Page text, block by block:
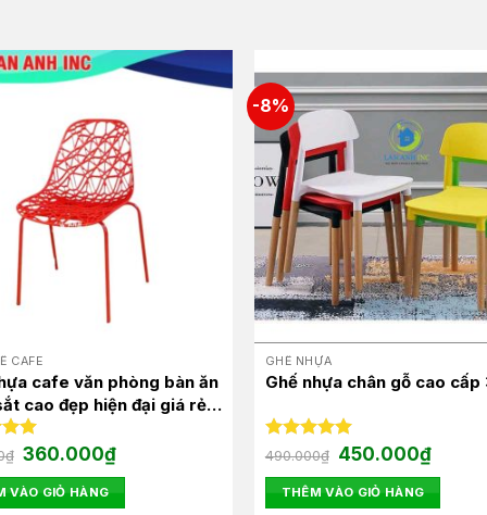
CAFE
cafe văn phòng bàn ăn
cao đẹp hiện đại giá rẻ
5.00
₫ Giá
gốc
là:
430.000₫.
360.000₫Giá
hiện
tại
là:
VÀO GIỎ HÀNG
-8%
GHẾ NHỰA
Ghế nhựa chân gỗ cao cấp
Được xếp
5.00
5 sao
490.000₫ Giá
gốc
là:
490.000₫.
450.000₫Giá
hiện
tại
là:
THÊM VÀO GIỎ HÀNG